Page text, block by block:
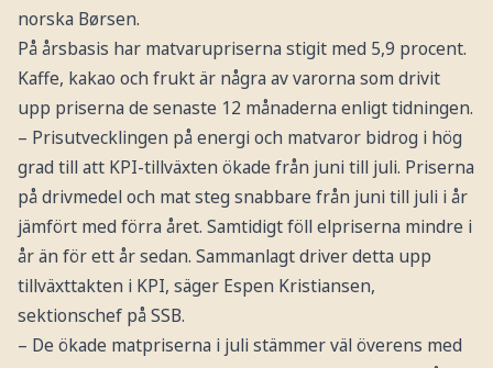
norska Børsen.
På årsbasis har matvarupriserna stigit med 5,9 procent.
Kaffe, kakao och frukt är några av varorna som drivit
upp priserna de senaste 12 månaderna enligt tidningen.
– Prisutvecklingen på energi och matvaror bidrog i hög
grad till att KPI-tillväxten ökade från juni till juli. Priserna
på drivmedel och mat steg snabbare från juni till juli i år
jämfört med förra året. Samtidigt föll elpriserna mindre i
år än för ett år sedan. Sammanlagt driver detta upp
tillväxttakten i KPI, säger Espen Kristiansen,
sektionschef på SSB.
– De ökade matpriserna i juli stämmer väl överens med